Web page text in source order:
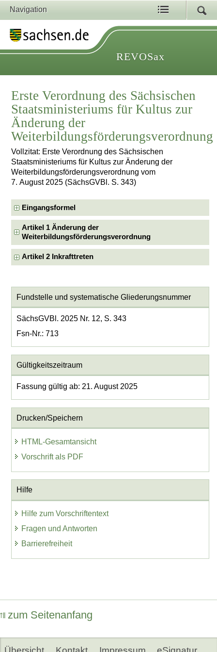
Navigation
REVOSax
Erste Verordnung des Sächsischen
Staatsministeriums für Kultus zur
Änderung der
Weiterbildungsförderungsverordnung
Vollzitat: Erste Verordnung des Sächsischen
Staatsministeriums für Kultus zur Änderung der
Weiterbildungsförderungsverordnung vom
7. August 2025 (SächsGVBl. S. 343)
Eingangsformel
Artikel 1 Änderung der
Weiterbildungsförderungsverordnung
Artikel 2 Inkrafttreten
Fundstelle und systematische Gliederungsnummer
SächsGVBl. 2025 Nr. 12, S. 343
Fsn-Nr.: 713
Gültigkeitszeitraum
Fassung gültig ab: 21. August 2025
Drucken/Speichern
HTML-Gesamtansicht
Vorschrift als PDF
Hilfe
Hilfe zum Vorschriftentext
Fragen und Antworten
Barrierefreiheit
zum Seitenanfang